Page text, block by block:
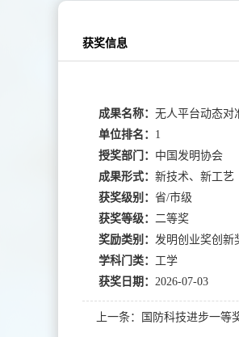
获奖信息
成果名称： 无人平台动态对
单位排名： 1
授奖部门： 中国发明协会
成果形式： 新技术、新工艺
获奖级别： 省/市级
获奖等级： 二等奖
奖励类别： 发明创业奖创新
学科门类： 工学
获奖日期： 2026-07-03
上一条：国防科技进步一等